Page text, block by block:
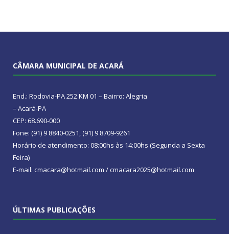
CÂMARA MUNICIPAL DE ACARÁ
End.: Rodovia-PA 252 KM 01 – Bairro: Alegria
– Acará-PA
CEP: 68.690-000
Fone: (91) 9 8840-0251, (91) 9 8709-9261
Horário de atendimento: 08:00hs às 14:00hs (Segunda a Sexta
Feira)
E-mail: cmacara@hotmail.com / cmacara2025@hotmail.com
ÚLTIMAS PUBLICAÇÕES